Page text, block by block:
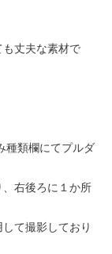
丈夫な素材で
種類欄にてプルダ
右後ろに１か所
て撮影しており